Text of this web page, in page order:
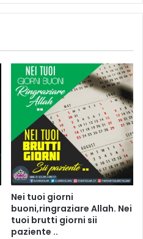
Nei tuoi giorni
buoni,ringraziare Allah. Nei
tuoi brutti giorni sii
paziente ..